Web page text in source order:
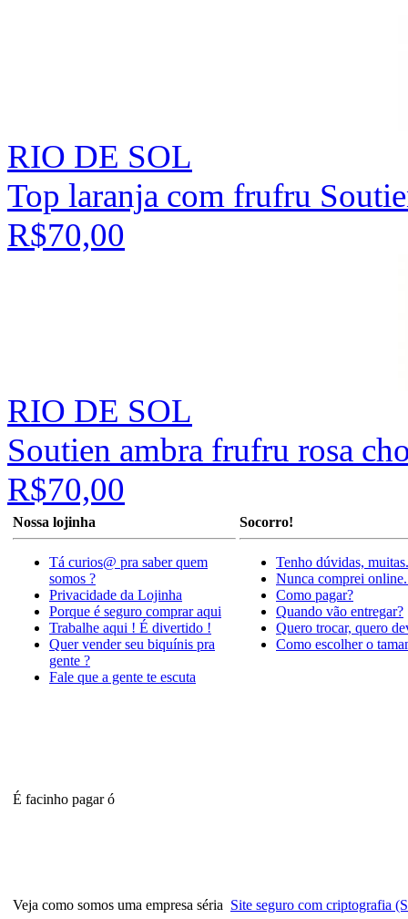
RIO DE SOL
Top laranja com frufru
R$70,00
RIO DE SOL
Soutien ambra frufru rosa
R$70,00
Nossa lojinha
Tá curios@ pra saber quem
somos ?
Privacidade da Lojinha
Porque é seguro comprar aqui
Trabalhe aqui ! É divertido !
Quer vender seu biquínis pra
gente ?
Fale que a gente te escuta
Socorro!
Tenho dúvidas, muitas.
Nunca comprei online.
Como pagar?
Quando vão entregar?
Quero trocar, quero
Como escolher o
É facinho pagar ó
Veja como somos uma empresa séria Site seguro com criptografia